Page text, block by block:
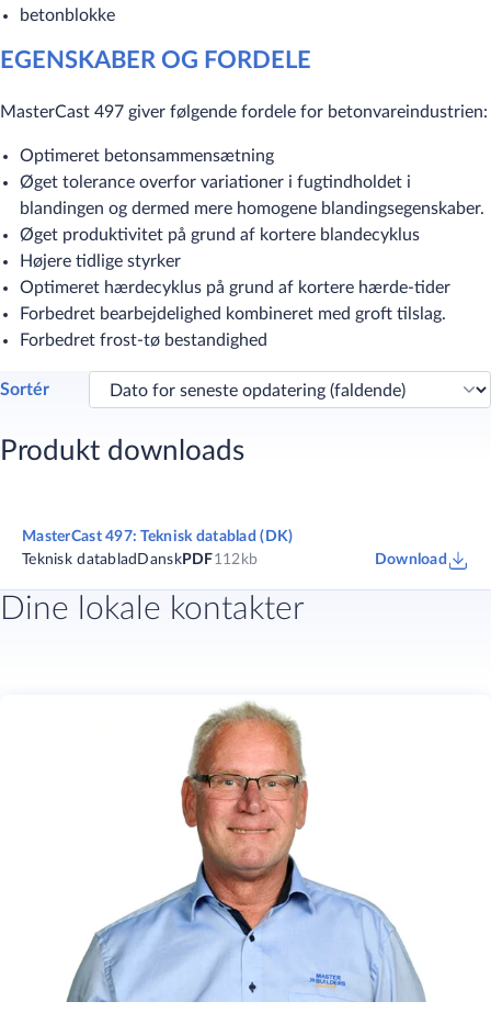
betonblokke
EGENSKABER OG FORDELE
MasterCast 497 giver følgende fordele for betonvareindustrien:
Optimeret betonsammensætning
Øget tolerance overfor variationer i fugtindholdet i
blandingen og dermed mere homogene blandingsegenskaber.
Øget produktivitet på grund af kortere blandecyklus
Højere tidlige styrker
Optimeret hærdecyklus på grund af kortere hærde-tider
Forbedret bearbejdelighed kombineret med groft tilslag.
Forbedret frost-tø bestandighed
Sortér
Produkt downloads
MasterCast 497: Teknisk datablad (DK)
Teknisk datablad DanskPDF112kb Download
Dine lokale kontakter